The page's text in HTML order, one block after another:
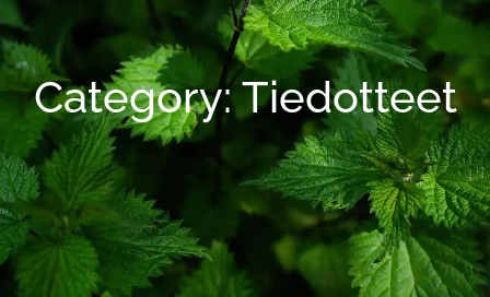
Category: Tiedotteet